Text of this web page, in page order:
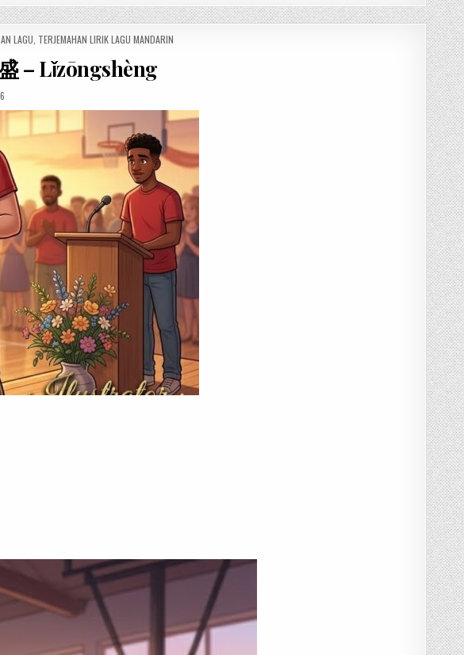
LAGU TERJEMAHAN LIRIK LAGU MANDARIN
– Lǐzōngshèng